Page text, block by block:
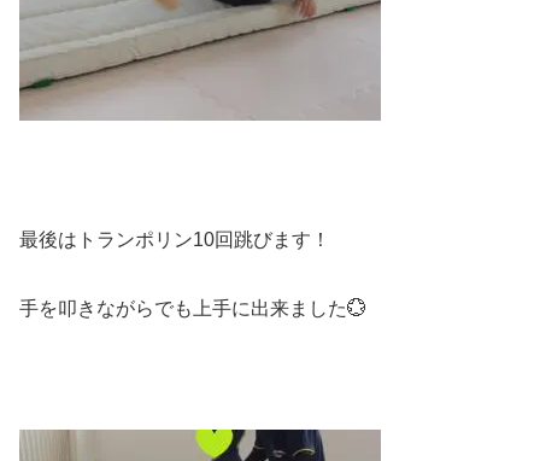
最後はトランポリン10回跳びます！
手を叩きながらでも上手に出来ました💮